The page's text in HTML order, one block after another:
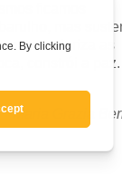
ficamos
mas
outro valoriza as
constrói a
Maria Grazia